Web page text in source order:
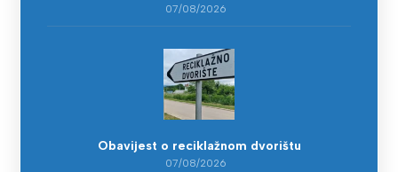
07/08/2026
Obavijest o reciklažnom dvorištu
07/08/2026